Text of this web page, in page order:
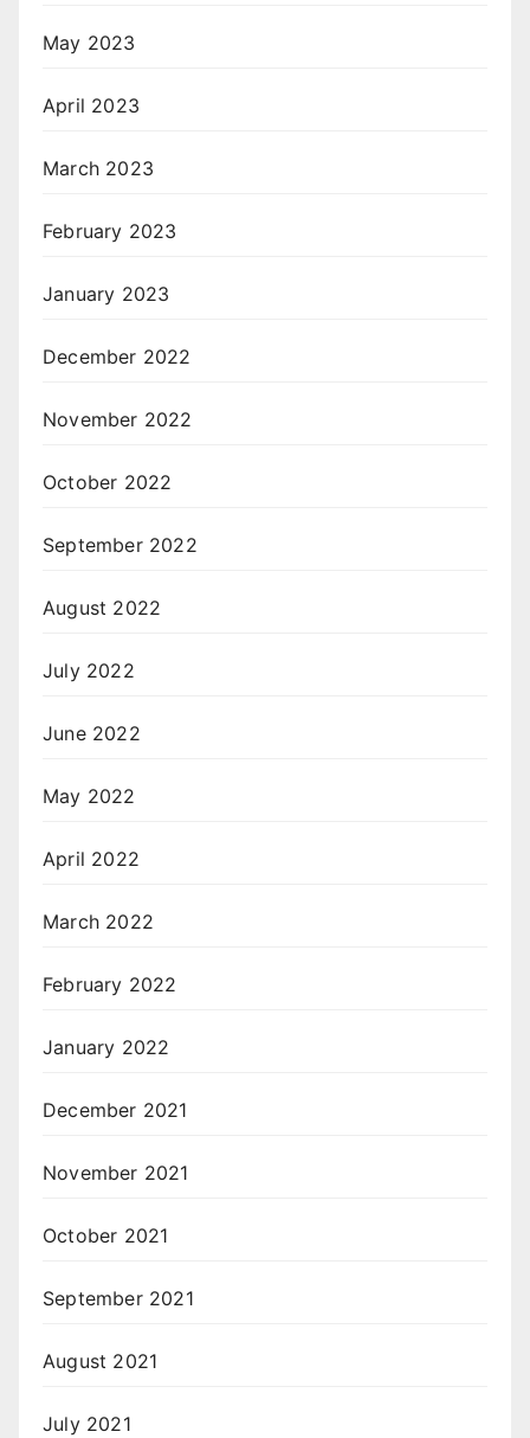
May 2023
April 2023
March 2023
February 2023
January 2023
December 2022
November 2022
October 2022
September 2022
August 2022
July 2022
June 2022
May 2022
April 2022
March 2022
February 2022
January 2022
December 2021
November 2021
October 2021
September 2021
August 2021
July 2021